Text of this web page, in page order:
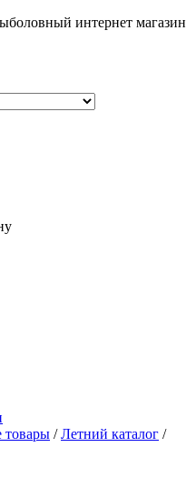
интернет магазин
товары /Летний каталог /